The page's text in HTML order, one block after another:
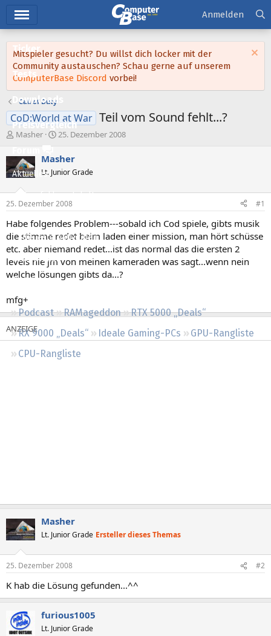
Ticker
Tests
Downloads
Preisvergleich
Forum
Aktuelles
Empfohlene Inhalte
Neueste Aktivitäten
Leserartikel
Regeln
Podcast RAMageddon
RTX 5000 „Deals“
RX 9000 „Deals“
Ideale Gaming-PCs
GPU-Rangliste
CPU-Rangliste
Anmelden
Mitspieler gesucht? Du willst dich locker mit der
Community austauschen? Schau gerne auf unserem
ComputerBase Discord vorbei!
Call of Duty
CoD:World at War Teil vom Sound fehlt...?
E
r
s
t
e
e
r
Masher
E
s
e
l
t
a
25. Dezember 2008
Masher
Lt. Junior Grade
25. Dezember 2008 #1
Habe folgendes Problem---sobald ich Cod spiele, gibts musik
die stimme redet beim laden einer mission, man hört schüsse
etc. aber niemand redet...ist das normal das die ersten 2
levels nie jm von meinen kameraden was sagt...wenn nein
welche lösungen gibts da...?
mfg+
Masher
Lt. Junior Grade Ersteller dieses Themas
25. Dezember 2008 #2
K hab die Lösung gefunden...^^
furious1005
Lt. Junior Grade